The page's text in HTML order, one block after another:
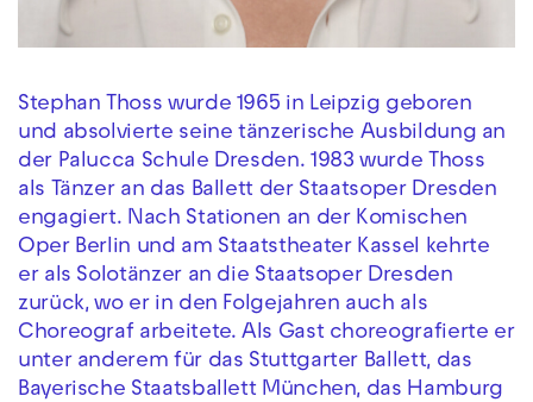
Stephan Thoss wurde 1965 in Leipzig geboren
und absolvierte seine tänzerische Ausbildung an
der Palucca Schule Dresden. 1983 wurde Thoss
als Tänzer an das Ballett der Staatsoper Dresden
engagiert. Nach Stationen an der Komischen
Oper Berlin und am Staatstheater Kassel kehrte
er als Solotänzer an die Staatsoper Dresden
zurück, wo er in den Folgejahren auch als
Choreograf arbeitete. Als Gast choreografierte er
unter anderem für das Stuttgarter Ballett, das
Bayerische Staatsballett München, das Hamburg